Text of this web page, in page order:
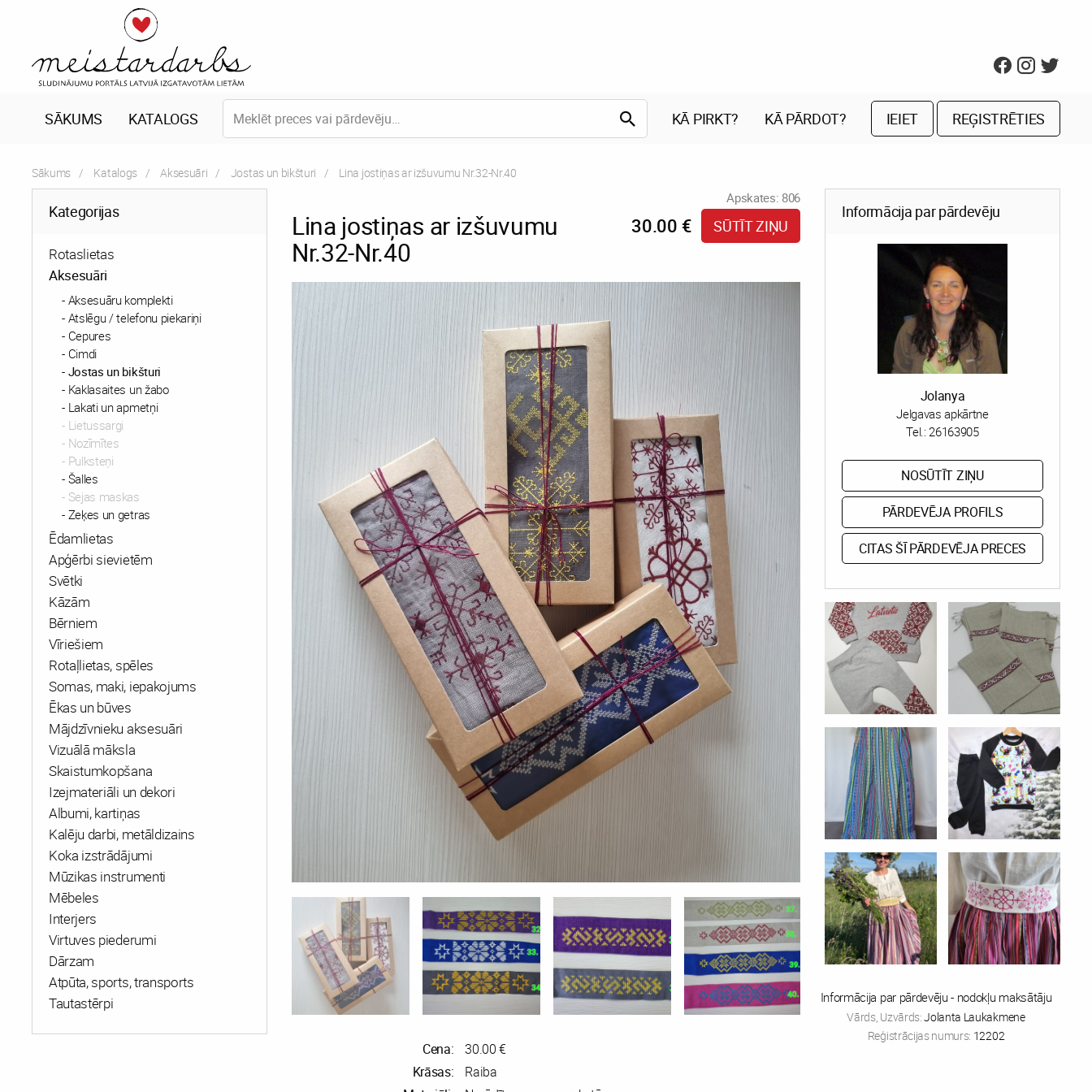
SĀKUMS KATALOGS KĀ PIRKT? KĀ PĀRDOT? IEIET REĢISTRĒTIES
Sākums Katalogs Aksesuāri Jostas un bikšturi Current:
Lina jostiņas ar izšuvumu Nr.32-Nr.40
Kategorijas
Rotaslietas
Aksesuāri
Aksesuāru komplekti
Atslēgu / telefonu piekariņi
Cepures
Cimdi
Jostas un bikšturi
Kaklasaites un žabo
Lakati un apmetņi
Lietussargi
Nozīmītes
Pulksteņi
Šalles
Sejas maskas
Zeķes un getras
Ēdamlietas
Apģērbi sievietēm
Svētki
Kāzām
Bērniem
Vīriešiem
Rotaļlietas, spēles
Somas, maki, iepakojums
Ēkas un būves
Mājdzīvnieku aksesuāri
Vizuālā māksla
Skaistumkopšana
Izejmateriāli un dekori
Albumi, kartiņas
Kalēju darbi, metāldizains
Koka izstrādājumi
Mūzikas instrumenti
Mēbeles
Interjers
Virtuves piederumi
Dārzam
Atpūta, sports, transports
Tautastērpi
Apskates: 806
Lina jostiņas ar izšuvumu
Nr.32-Nr.40
30.00 € SŪTĪT ZIŅU
Cena:
30.00 €
Krāsas:
Raiba
Informācija par pārdevēju
Jolanya
Jelgavas apkārtne
Tel.:26163905
NOSŪTĪT ZIŅU
PĀRDEVĒJA PROFILS
CITAS ŠĪ PĀRDEVĒJA PRECES
Informācija par pārdevēju - nodokļu maksātāju
Vārds, Uzvārds:Jolanta Laukakmene
Reģistrācijas numurs: 12202